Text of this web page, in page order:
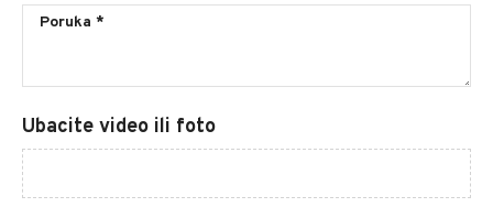
Ubacite video ili foto